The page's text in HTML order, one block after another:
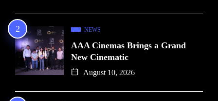
NEWS
AAA Cinemas Brings a Grand
New Cinematic
August 10, 2026